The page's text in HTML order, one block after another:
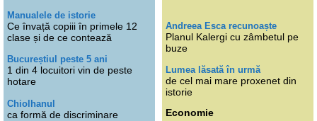
Manualele de istorie
Ce învață copiii în primele 12
clase și de ce contează
Bucureștiul peste 5 ani
1 din 4 locuitori vin de peste
hotare
Chiolhanul
ca formă de discriminare
Andreea Esca recunoaște
Planul Kalergi cu zâmbetul pe
buze
Lumea lăsată în urmă
de cel mai mare proxenet din
istorie
Economie